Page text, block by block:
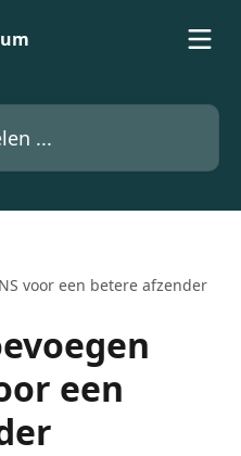
voor een betere afzender
een